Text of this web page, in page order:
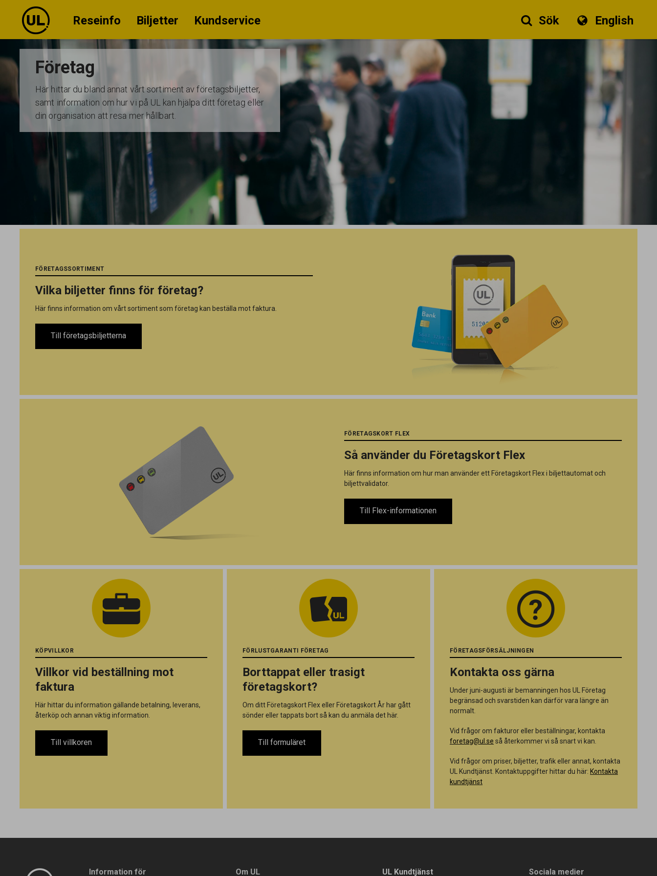
Sök English
Reseinfo Biljetter Kundservice
Företag
Här hittar du bland annat vårt sortiment av företagsbiljetter,
samt information om hur vi på UL kan hjälpa ditt företag eller
din organisation att resa mer hållbart.
FÖRETAGSSORTIMENT
Vilka biljetter finns för företag?
Här finns information om vårt sortiment som företag kan beställa mot faktura.
Till företagsbiljetterna
FÖRETAGSKORT FLEX
Så använder du Företagskort Flex
Här finns information om hur man använder ett Företagskort Flex i biljettautomat och
biljettvalidator.
Till Flex-informationen
KÖPVILLKOR
Villkor vid beställning mot
faktura
Här hittar du information gällande betalning, leverans,
återköp och annan viktig information.
Till villkoren
FÖRLUSTGARANTI FÖRETAG
Borttappat eller trasigt
företagskort?
Om ditt Företagskort Flex eller Företagskort År har gått
sönder eller tappats bort så kan du anmäla det här.
Till formuläret
FÖRETAGSFÖRSÄLJNINGEN
Kontakta oss gärna
Under juni-augusti är bemanningen hos UL Företag
begränsad och svarstiden kan därför vara längre än
normalt.
Vid frågor om fakturor eller beställningar, kontakta
foretag@ul.se så återkommer vi så snart vi kan.
Vid frågor om priser, biljetter, trafik eller annat, kontakta
UL Kundtjänst. Kontaktuppgifter hittar du här: Kontakta
kundtjänst
Information för Om UL UL Kundtjänst Sociala medier